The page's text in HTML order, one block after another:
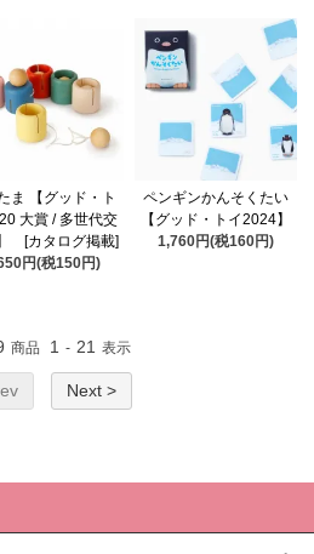
ま 【グッド・ト
大賞 / 多世代交
[カタログ掲載]
円(税150円)
ペンギンかんそくたい
【グッド・トイ2024】
1,760円(税160円)
商品 1 - 21 表示
Next >